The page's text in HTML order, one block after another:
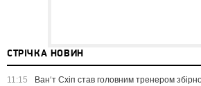
СТРІЧКА НОВИН
11:15 Ван‘т Схіп став головним тренером